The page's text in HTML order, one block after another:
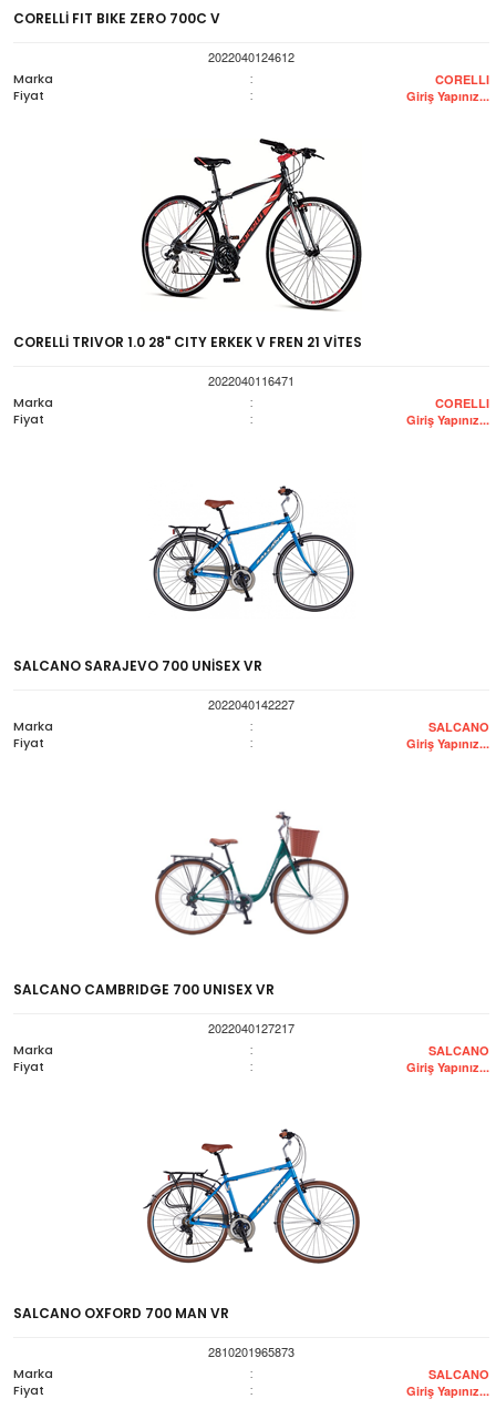
CORELLİ FIT BIKE ZERO 700C V
2022040124612
Marka
: CORELLI
Fiyat : Giriş Yapınız...
CORELLİ TRIVOR 1.0 28" CITY ERKEK V FREN 21 VİTES
2022040116471
Marka
: CORELLI
Fiyat : Giriş Yapınız...
SALCANO SARAJEVO 700 UNİSEX VR
2022040142227
Marka
: SALCANO
Fiyat : Giriş Yapınız...
SALCANO CAMBRIDGE 700 UNISEX VR
2022040127217
Marka
: SALCANO
Fiyat : Giriş Yapınız...
SALCANO OXFORD 700 MAN VR
2810201965873
Marka
: SALCANO
Fiyat : Giriş Yapınız...